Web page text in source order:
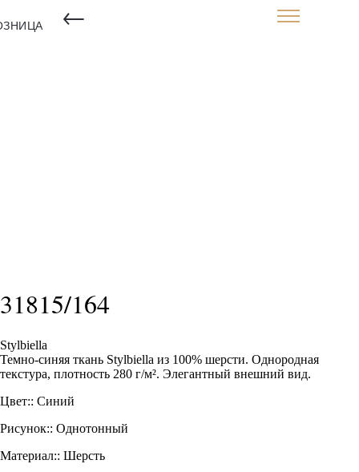
←
31815/164
Stylbiella
Темно-синяя ткань Stylbiella из 100% шерсти. Однородная
текстура, плотность 280 г/м². Элегантный внешний вид.
Цвет:: Синий
Рисунок:: Однотонный
Материал:: Шерсть